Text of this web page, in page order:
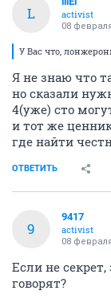
L
activist
08
У Вас что,
Я не знаю что
но сказали
4(уже) сто
и тот же
где найти
ОТВЕТИТЬ
9
9417
activist
08
Если не
говорят?